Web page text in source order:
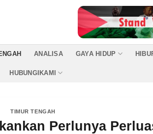
ANALISA GAYA HIDUP
HUBUNGIKAMI
TIMUR TENGAH
Perlunya